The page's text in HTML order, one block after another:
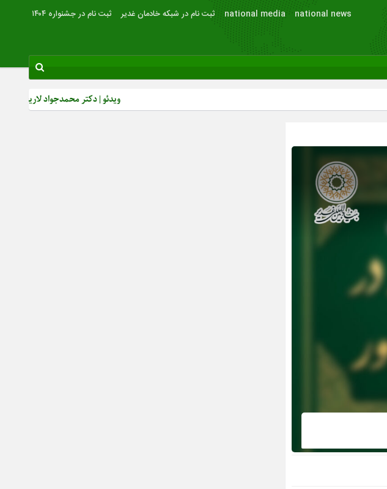
national news
national media ثبت نام در شبکه خادمان غدیر ثبت نام در جشنواره ۱۴۰۴
ویدئو | دکتر محمدجواد لاریجانی: از رشد